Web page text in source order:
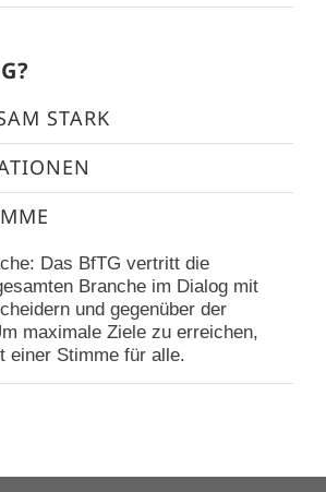
STARK
Das BfTG vertritt die
Branche im Dialog mit
und gegenüber der
maximale Ziele zu erreichen,
einer Stimme für alle.